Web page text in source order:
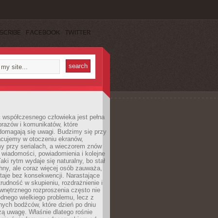
FACEBOOK TWITTER
człowieka jest pełna
i komunikatów, które
się uwagi. Budzimy się przy
w otoczeniu ekranów,
przy serialach, a wieczorem znów
powiadomienia i kolejne
rytm wydaje się naturalny, bo stał
ale coraz więcej osób zauważa,
bez konsekwencji. Narastające
w skupieniu, rozdrażnienie i
rozproszenia często nie
wielkiego problemu, lecz z
bodźców, które dzień po dniu
uwagę. Właśnie dlatego rośnie